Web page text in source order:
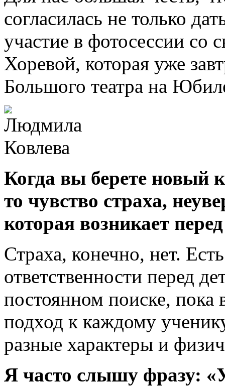
согласилась не только
участие в фотосессии со
Хоревой, которая уже
Большого театра на
Когда вы берете новый
то чувство страха,
которая возникает
Страха, конечно, нет.
ответственности перед
постоянном поиске, пока
подход к каждому
разные характеры и
Я часто слышу фразу: